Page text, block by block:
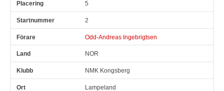
5
2
Odd-Andreas Ingebrigtsen
NOR
NMK Kongsberg
Lampeland